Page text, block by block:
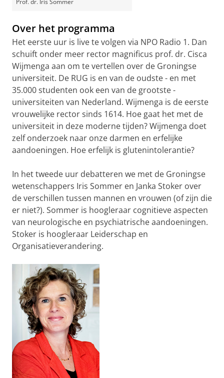
Prof. dr. Iris Sommer
Over het programma
Het eerste uur is live te volgen via NPO Radio 1. Dan
schuift onder meer rector magnificus prof. dr. Cisca
Wijmenga aan om te vertellen over de Groningse
universiteit. De RUG is en van de oudste - en met
35.000 studenten ook een van de grootste -
universiteiten van Nederland. Wijmenga is de eerste
vrouwelijke rector sinds 1614. Hoe gaat het met de
universiteit in deze moderne tijden? Wijmenga doet
zelf onderzoek naar onze darmen en erfelijke
aandoeningen. Hoe erfelijk is glutenintolerantie?
In het tweede uur debatteren we met de Groningse
wetenschappers Iris Sommer en Janka Stoker over
de verschillen tussen mannen en vrouwen (of zijn die
er niet?). Sommer is hoogleraar cognitieve aspecten
van neurologische en psychiatrische aandoeningen.
Stoker is hoogleraar Leiderschap en
Organisatieverandering.